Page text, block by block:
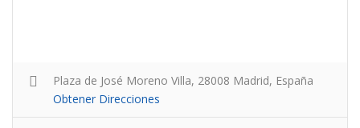
Plaza de José Moreno Villa, 28008 Madrid, España
Obtener Direcciones